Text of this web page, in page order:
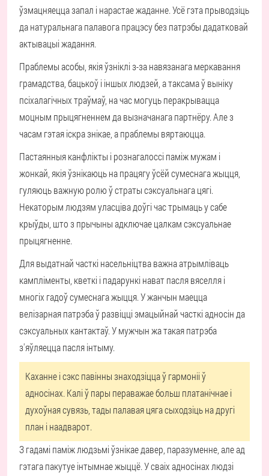
ўзмацняецца запал і нарастае жаданне. Усё гэта прыводзіць
да натуральнага палавога працэсу без патрэбы дадатковай
актывацыі жадання.
Праблемы асобы, якія ўзніклі з-за навязанага меркавання
грамадства, бацькоў і іншых людзей, а таксама ў выніку
псіхалагічных траўмаў, на час могуць перакрывацца
моцным прыцягненнем да вызначанага партнёру. Але з
часам гэтая іскра знікае, а праблемы вяртаюцца.
Пастаянныя канфлікты і рознагалоссі паміж мужам і
жонкай, якія ўзнікаюць на працягу ўсёй сумеснага жыцця,
гуляюць важную ролю ў страты сэксуальнага цягі.
Некаторым людзям уласціва доўгі час трымаць у сабе
крыўды, што з прычыны адключае цалкам сэксуальнае
прыцягненне.
Для выдатнай часткі насельніцтва важна атрымліваць
кампліменты, кветкі і падарункі нават пасля вяселля і
многіх гадоў сумеснага жыцця. У жанчын маецца
велізарная патрэба ў развіцці эмацыйнай часткі адносін да
сэксуальных кантактаў. У мужчын жа такая патрэба
з'яўляецца пасля інтыму.
Каханне і сэкс павінны знаходзіцца ў гармоніі ў
адносінах. Калі ў пары пераважае больш платанічнае і
духоўная сувязь, тады палавая цяга сыходзіць на другі
план і наадварот.
З гадамі паміж людзьмі ўзнікае давер, паразуменне, але ад
гэтага пакутуе інтымнае жыццё. У сваіх адносінах людзі